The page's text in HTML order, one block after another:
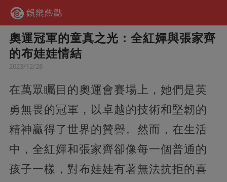
奧運冠軍的童真之光：全紅嬋與張家齊
的布娃娃情結
2023/12/28
在萬眾矚目的奧運會賽場上，她們是英
勇無畏的冠軍，以卓越的技術和堅韌的
精神贏得了世界的贊譽。然而，在生活
中，全紅嬋和張家齊卻像每一個普通的
孩子一樣，對布娃娃有著無法抗拒的喜